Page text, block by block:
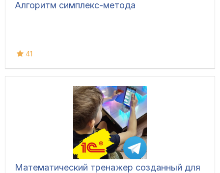
Алгоритм симплекс-метода
41
Математический тренажер созданный для